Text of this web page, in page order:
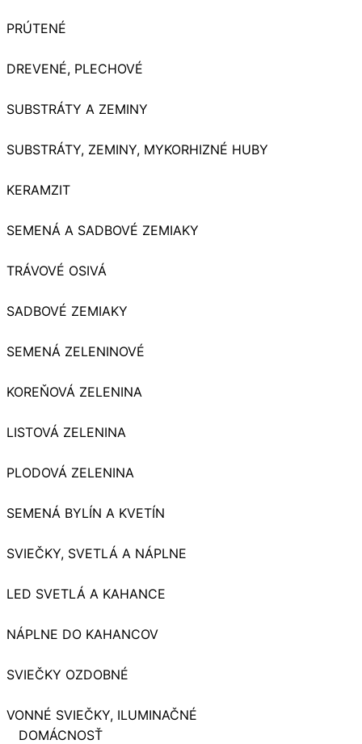
PRÚTENÉ
DREVENÉ, PLECHOVÉ
SUBSTRÁTY A ZEMINY
SUBSTRÁTY, ZEMINY, MYKORHIZNÉ HUBY
KERAMZIT
SEMENÁ A SADBOVÉ ZEMIAKY
TRÁVOVÉ OSIVÁ
SADBOVÉ ZEMIAKY
SEMENÁ ZELENINOVÉ
KOREŇOVÁ ZELENINA
LISTOVÁ ZELENINA
PLODOVÁ ZELENINA
SEMENÁ BYLÍN A KVETÍN
SVIEČKY, SVETLÁ A NÁPLNE
LED SVETLÁ A KAHANCE
NÁPLNE DO KAHANCOV
SVIEČKY OZDOBNÉ
VONNÉ SVIEČKY, ILUMINAČNÉ
DOMÁCNOSŤ